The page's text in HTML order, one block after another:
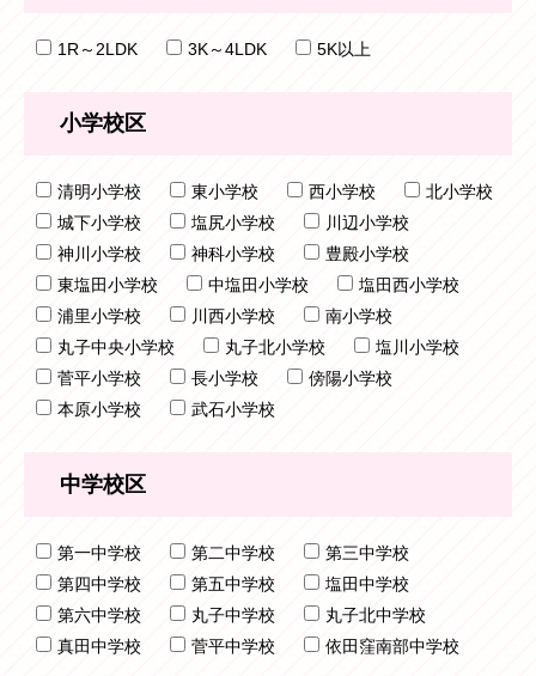
1R～2LDK 3K～4LDK 5K以上
小学校区
清明小学校 東小学校 西小学校
北小学校
城下小学校
塩尻小学校
川辺小学校
神川小学校
神科小学校
豊殿小学校
東塩田小学校
中塩田小学校
塩田西小学校
浦里小学校
川西小学校
南小学校
丸子中央小学校
丸子北小学校
塩川小学校
菅平小学校
長小学校
傍陽小学校
本原小学校
武石小学校
中学校区
第一中学校 第二中学校
第三中学校
第四中学校
第五中学校
塩田中学校
第六中学校
丸子中学校
丸子北中学校
真田中学校
菅平中学校 依田窪南部中学校